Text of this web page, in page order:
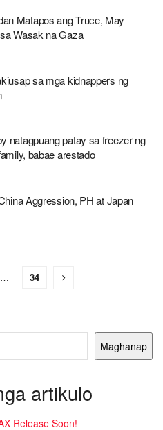
Matapos ang Truce, May
Wasak na Gaza
sa mga kidnappers ng
natagpuang patay sa freezer ng
babae arestado
Aggression, PH at Japan
… 34
Maghanap
artikulo
Release Soon!